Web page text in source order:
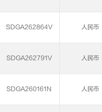
SDGA262864V 人民币
SDGA262791V 人民币
SDGA260161N 人民币